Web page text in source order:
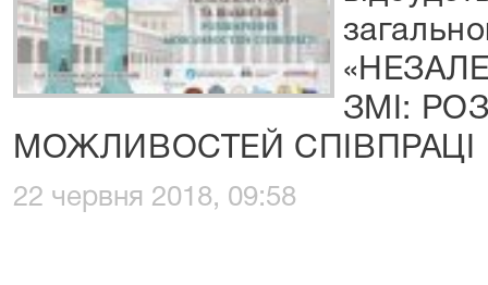
ЗМІ:
МОЖЛИВОСТЕЙ СПІВПРАЦІ
22 червня 2018, 09:58